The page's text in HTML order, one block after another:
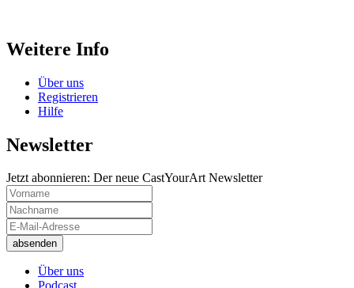
Weitere Info
Über uns
Registrieren
Hilfe
Newsletter
Jetzt abonnieren: Der neue CastYourArt Newsletter
Über uns